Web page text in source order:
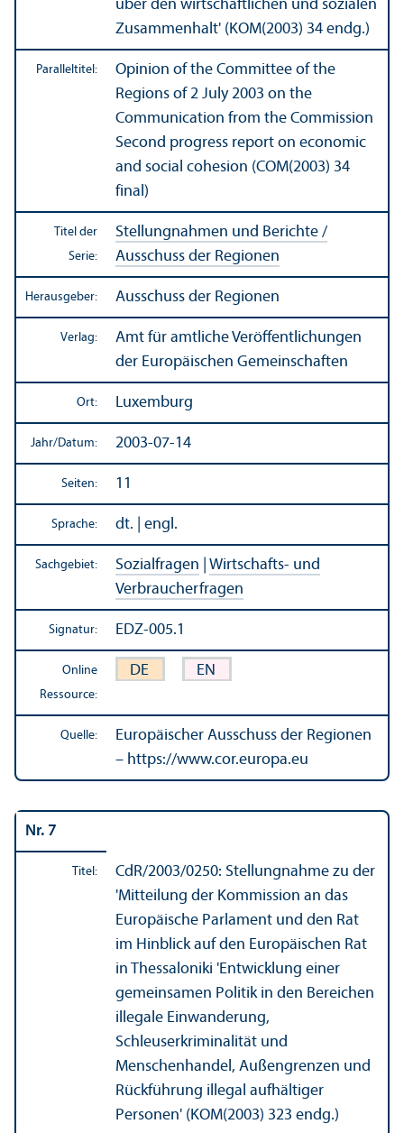
über den wirtschaft­lichen und sozialen
Zusammenhalt' (KOM(2003) 34 endg.)
Paralleltitel:
Opinion of the Committee of the
Regions of 2 July 2003 on the
Communication from the Commission
Second progress report on economic
and social cohesion (COM(2003) 34
final)
Titel der
Serie:
Stellungnahmen und Berichte /
Ausschuss der Regionen
Herausgeber: Ausschuss der Regionen
Verlag:
Amt für amtliche Veröffentlichungen
der Europäischen Gemeinschaften
Ort: Luxemburg
Jahr/Datum: 2003-07-14
Seiten: 11
Sprache: dt. | engl.
Sachgebiet: Sozialfragen
Wirtschafts- und
Verbraucherfragen
Signatur: EDZ-005.1
Online
Ressource:
DE EN
Quelle:
Europäischer Ausschuss der Regionen
– https://www.cor.europa.eu
Nr. 7
Titel: CdR/2003/0250: Stellungnahme zu der
'Mitteilung der Kommission an das
Europäische Parlament und den Rat
im Hinblick auf den Europäischen Rat
in Thessaloniki 'Entwicklung einer
gemeinsamen Politik in den Bereichen
illegale Einwanderung,
Schleuserkriminalität und
Menschenhandel, Außen­grenzen und
Rückführung illegal aufhältiger
Personen' (KOM(2003) 323 endg.)